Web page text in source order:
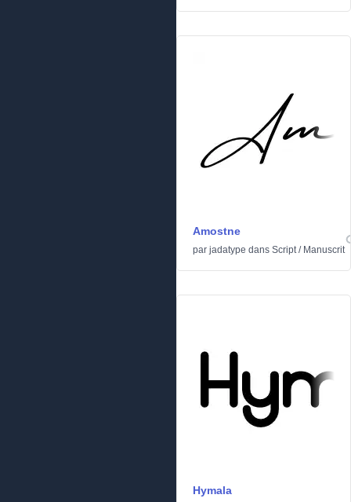
Amostne
par jadatype dans Script/ Manuscrit
Hymala